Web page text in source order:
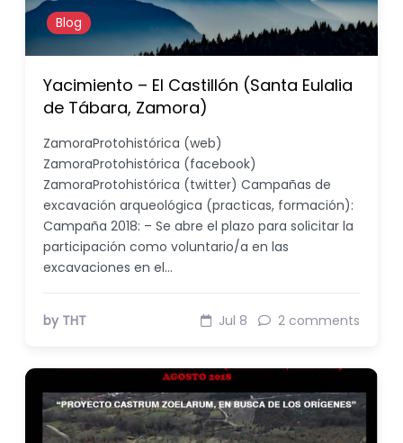
Blog
Yacimiento – El Castillón (Santa Eulalia
de Tábara, Zamora)
ZamoraProtohistórica (web)
ZamoraProtohistórica (facebook)
ZamoraProtohistórica (twitter) Campañas de
excavación arqueológica (practicas, formación):
Campaña 2018: – Se abre el plazo para solicitar la
participación como voluntario/a en las
excavaciones en el…
by THT Jul 8 2 comments